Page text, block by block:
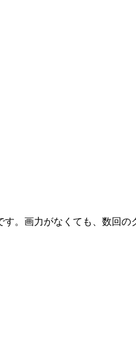
。画力がなくても、数回